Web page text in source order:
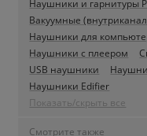
Наушники и гарнитуры
Вакуумные
Наушники для
Наушники с плеером
USB наушники
Наушники Edifier
Показать/скрыть все
Смотрите также